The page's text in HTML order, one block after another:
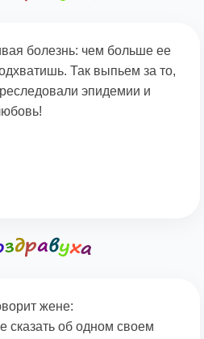
болезнь: чем больше ее
Так выпьем за то,
эпидемии и
жене:
сказать об одном своем